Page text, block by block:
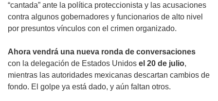
“cantada” ante la política proteccionista y las acusaciones
contra algunos gobernadores y funcionarios de alto nivel
por presuntos vínculos con el crimen organizado.
Ahora vendrá una nueva ronda de conversaciones
con la delegación de Estados Unidos el 20 de julio,
mientras las autoridades mexicanas descartan cambios de
fondo. El golpe ya está dado, y aún faltan otros.